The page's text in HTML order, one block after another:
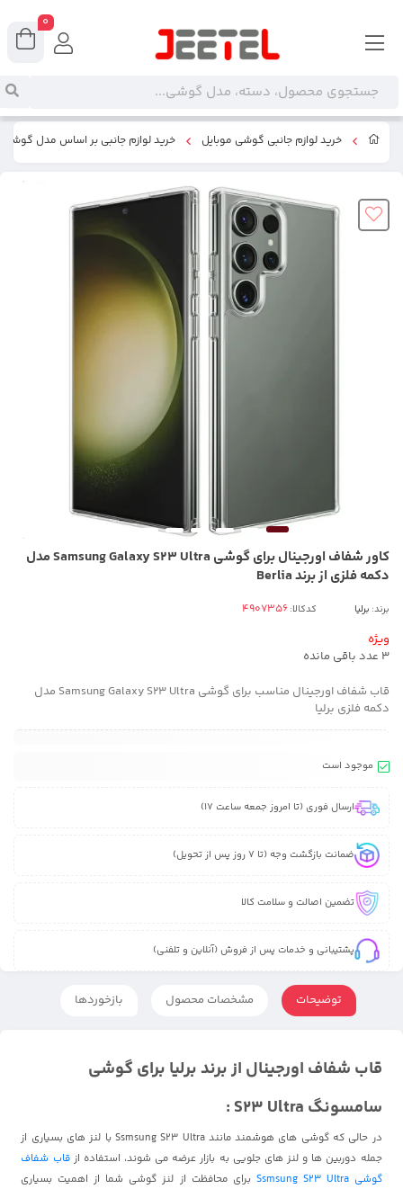
خرید لوازم جانبی گوشی موبایل خرید لوازم جانبی بر اساس مدل گوشی
کاور شفاف اورجینال برای گوشی Samsung Galaxy S23 Ultra مدل
دکمه فلزی از برند Berlia
برند: برلیا کدکالا:
ویژه
3 عدد باقی مانده
قاب شفاف اورجینال مناسب برای گوشی Samsung Galaxy S23 Ultra مدل
دکمه فلزی برلیا
موجود است
ارسال فوری (تا امروز جمعه ساعت 17)
ضمانت بازگشت وجه (تا 7 روز پس از تحویل)
تضمین اصالت و سلامت کالا
پشتیبانی و خدمات پس از فروش (آنلاین و تلفنی)
توضیحات مشخصات محصول بازخوردها
قاب شفاف اورجینال از برند برلیا برای گوشی
سامسونگ S23 Ultra :
در حالی که گوشی های هوشمند مانند Ssmsung S23 Ultra با لنز های بسیاری از
جمله دوربین ها و لنز های جلویی به بازار عرضه می شوند، استفاده ازقاب شفاف
گوشی Ssmsung S23 Ultra
برای محافظت از لنز گوشی شما از اهمیت بسیاری
0